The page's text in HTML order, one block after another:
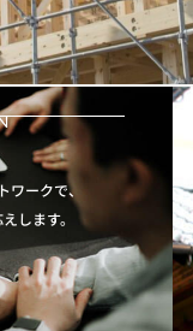
ークで、
します。